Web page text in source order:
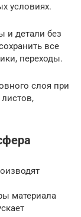
условиях.
и детали без
все
переходы.
слоя при
материала